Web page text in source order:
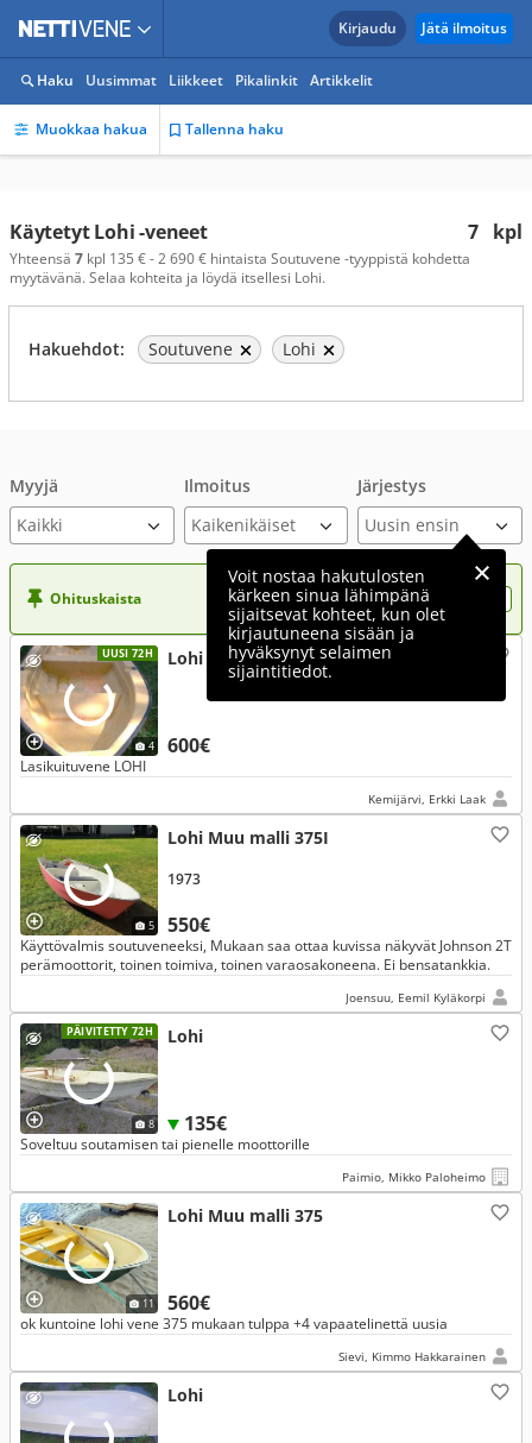
Kirjaudu Jätä ilmoitus
Haku Uusimmat Liikkeet Pikalinkit Artikkelit
Muokkaa hakua Tallenna haku
7 kpl
Käytetyt Lohi -veneet
Yhteensä 7 kpl 135 € - 2 690 € hintaista Soutuvene -tyyppistä kohdetta
myytävänä. Selaa kohteita ja löydä itsellesi Lohi.
Hakuehdot: Soutuvene Lohi
Myyjä Ilmoitus Järjestys
Voit nostaa hakutulosten
kärkeen sinua lähimpänä
sijaitsevat kohteet, kun olet
kirjautuneena sisään ja
hyväksynyt selaimen
sijaintitiedot.
Ohituskaista Nosta ilmoituksesi tähän?
UUSI 72H
4
Lohi
600€
Lasikuituvene LOHI
Kemijärvi, Erkki Laak
5
Lohi Muu malli 375I
550€
1973
Käyttövalmis soutuveneeksi, Mukaan saa ottaa kuvissa näkyvät Johnson 2T
perämoottorit, toinen toimiva, toinen varaosakoneena. Ei bensatankkia.
Joensuu, Eemil Kyläkorpi
PÄIVITETTY 72H
8
Lohi
135€
Soveltuu soutamisen tai pienelle moottorille
Paimio, Mikko Paloheimo
11
Lohi Muu malli 375
560€
ok kuntoine lohi vene 375 mukaan tulppa +4 vapaatelinettä uusia
Sievi, Kimmo Hakkarainen
Lohi